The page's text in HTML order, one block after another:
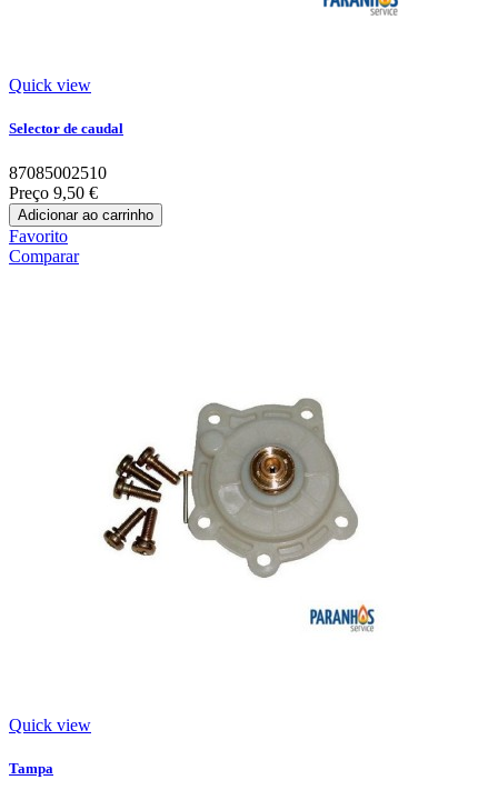
Quick view
Selector de caudal
87085002510
Preço 9,50 €
Adicionar ao carrinho
Favorito
Comparar
Quick view
Tampa